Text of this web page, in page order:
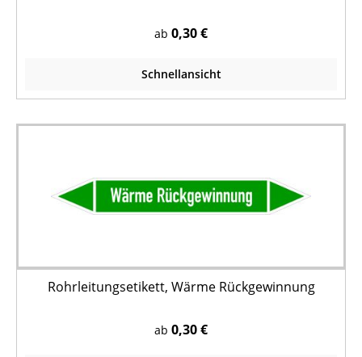
ab 0,30 €
Schnellansicht
Rohrleitungsetikett, Wärme Rückgewinnung
ab 0,30 €